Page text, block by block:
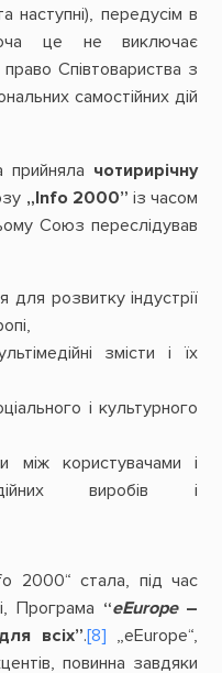
передусім в
хоча це не виключає
Співтовариства з
самостійних дій
чотирирічну
„Info 2000”із часом
Союз переслідував
для розвитку індустрії
змісти і їх
і культурного
між користувачами і
виробів і
2000“ стала, під час
Програма “eEurope–
всіх”.[8] „eEurope“,
повинна завдяки